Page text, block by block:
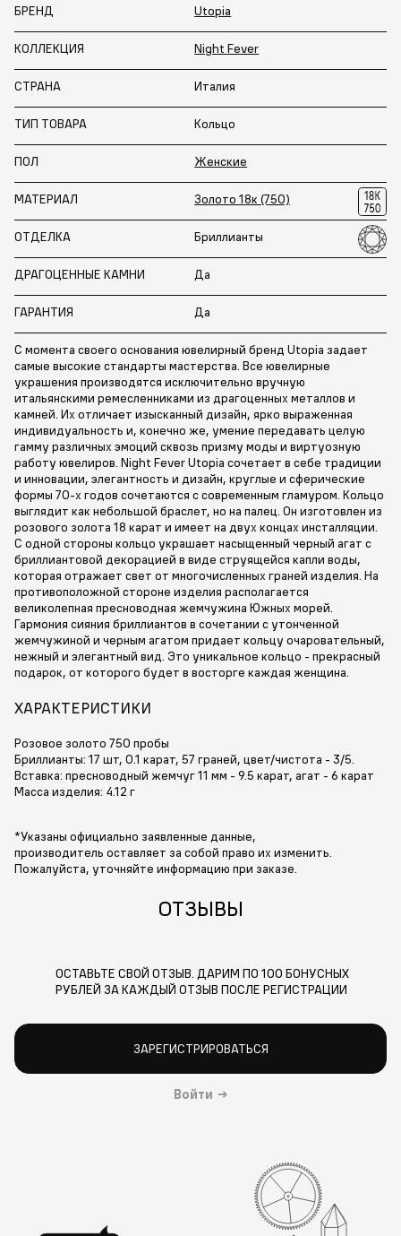
БРЕНД Utopia
КОЛЛЕКЦИЯ Night Fever
СТРАНА Италия
ТИП ТОВАРА Кольцо
ПОЛ Женские
МАТЕРИАЛ Золото 18к (750)
ОТДЕЛКА Бриллианты
ДРАГОЦЕННЫЕ КАМНИ Да
ГАРАНТИЯ Да
С момента своего основания ювелирный бренд Utopia задает
самые высокие стандарты мастерства. Все ювелирные
украшения производятся исключительно вручную
итальянскими ремесленниками из драгоценных металлов и
камней. Их отличает изысканный дизайн, ярко выраженная
индивидуальность и, конечно же, умение передавать целую
гамму различных эмоций сквозь призму моды и виртуозную
работу ювелиров. Night Fever Utopia сочетает в себе традиции
и инновации, элегантность и дизайн, круглые и сферические
формы 70-х годов сочетаются с современным гламуром. Кольцо
выглядит как небольшой браслет, но на палец. Он изготовлен из
розового золота 18 карат и имеет на двух концах инсталляции.
С одной стороны кольцо украшает насыщенный черный агат с
бриллиантовой декорацией в виде струящейся капли воды,
которая отражает свет от многочисленных граней изделия. На
противоположной стороне изделия располагается
великолепная пресноводная жемчужина Южных морей.
Гармония сияния бриллиантов в сочетании с утонченной
жемчужиной и черным агатом придает кольцу очаровательный,
нежный и элегантный вид. Это уникальное кольцо - прекрасный
подарок, от которого будет в восторге каждая женщина.
ХАРАКТЕРИСТИКИ
Розовое золото 750 пробы
Бриллианты: 17 шт, 0.1 карат, 57 граней, цвет/чистота - 3/5.
Вставка: пресноводный жемчуг 11 мм - 9.5 карат, агат - 6 карат
Масса изделия: 4.12 г
*Указаны официально заявленные данные,
производитель оставляет за собой право их изменить.
Пожалуйста, уточняйте информацию при заказе.
ОТЗЫВЫ
ОСТАВЬТЕ СВОЙ ОТЗЫВ. ДАРИМ ПО 100 БОНУСНЫХ
РУБЛЕЙ ЗА КАЖДЫЙ ОТЗЫВ ПОСЛЕ РЕГИСТРАЦИИ
ЗАРЕГИСТРИРОВАТЬСЯ
Войти →